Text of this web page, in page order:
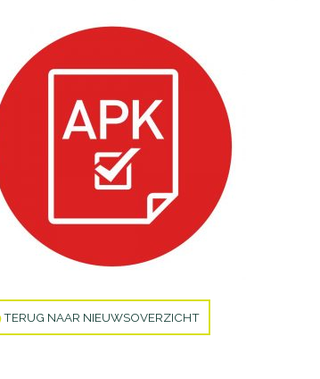
TERUG NAAR NIEUWSOVERZICHT